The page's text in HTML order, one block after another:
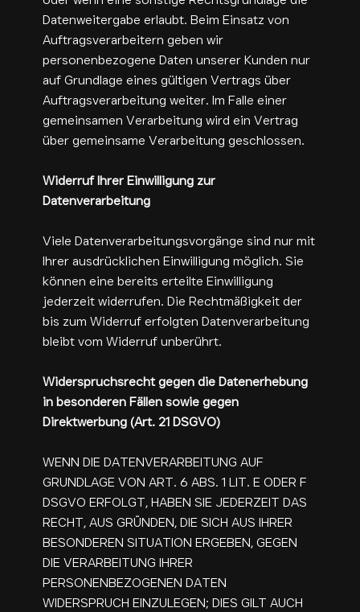
Datenweitergabe erlaubt. Beim Einsatz von
Auftragsverarbeitern geben wir
personenbezogene Daten unserer Kunden nur
auf Grundlage eines gültigen Vertrags über
Auftragsverarbeitung weiter. Im Falle einer
gemeinsamen Verarbeitung wird ein Vertrag
über gemeinsame Verarbeitung geschlossen.
Widerruf Ihrer Einwilligung zur
Datenverarbeitung
Viele Datenverarbeitungsvorgänge sind nur mit
Ihrer ausdrücklichen Einwilligung möglich. Sie
können eine bereits erteilte Einwilligung
jederzeit widerrufen. Die Rechtmäßigkeit der
bis zum Widerruf erfolgten Datenverarbeitung
bleibt vom Widerruf unberührt.
Widerspruchsrecht gegen die Datenerhebung
in besonderen Fällen sowie gegen
Direktwerbung (Art. 21 DSGVO)
WENN DIE DATENVERARBEITUNG AUF
GRUNDLAGE VON ART. 6 ABS. 1 LIT. E ODER F
DSGVO ERFOLGT, HABEN SIE JEDERZEIT DAS
RECHT, AUS GRÜNDEN, DIE SICH AUS IHRER
BESONDEREN SITUATION ERGEBEN, GEGEN
DIE VERARBEITUNG IHRER
PERSONENBEZOGENEN DATEN
WIDERSPRUCH EINZULEGEN; DIES GILT AUCH